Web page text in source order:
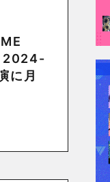
2024-
に月